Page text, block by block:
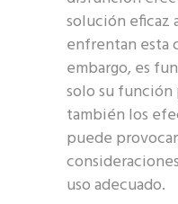
solución eficaz
enfrentan esta
embargo, es
solo su
también los
puede
uso adecuado.